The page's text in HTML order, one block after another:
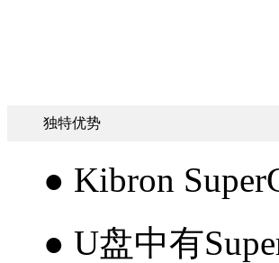
独特优势
● Kibron
● U盘中有